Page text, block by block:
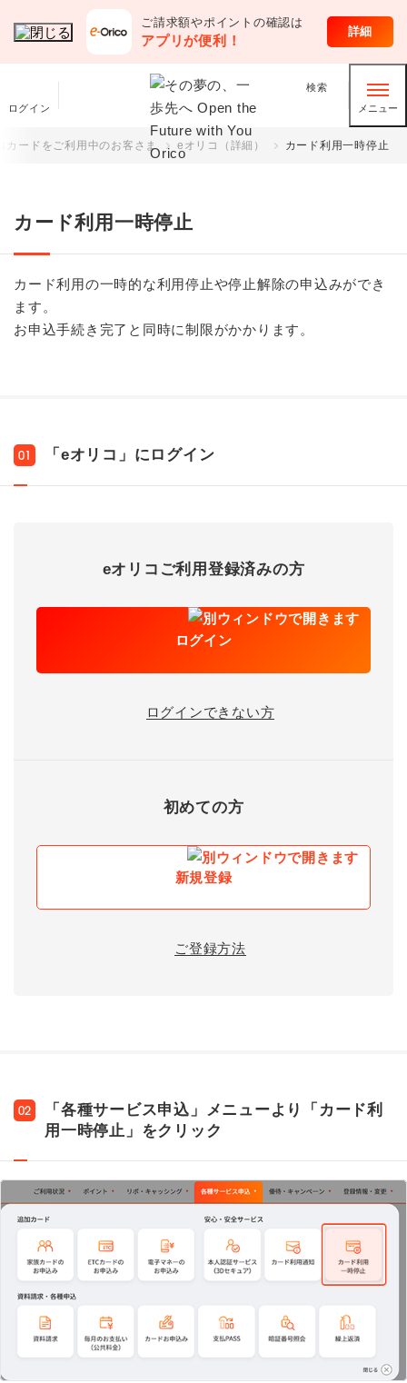
ご請求額やポイントの確認は
アプリが便利！
詳細
ログイン
検索
メニュー
クレジットカード
カードをご利用中のお客さま eオリコ（詳細） カード利用一時停止
カード利用一時停止
カード利用の一時的な利用停止や停止解除の申込みができ
ます。
お申込手続き完了と同時に制限がかかります。
01 「eオリコ」にログイン
eオリコご利用登録済みの方
ログイン
ログインできない方
初めての方
新規登録
ご登録方法
02
「各種サービス申込」メニューより「カード利
用一時停止」をクリック